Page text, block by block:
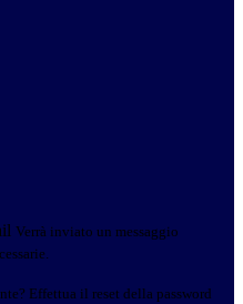
Verrà inviato un messaggio
Effettua il reset della password